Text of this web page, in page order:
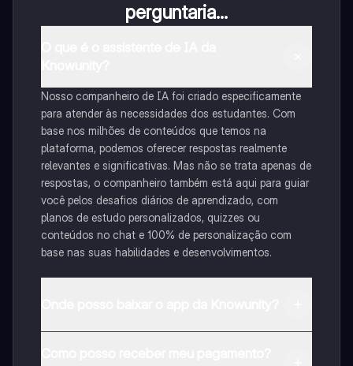
perguntaria...
Nosso companheiro de IA foi criado especificamente
para atender às necessidades dos estudantes. Com
base nos milhões de conteúdos que temos na
plataforma, podemos oferecer respostas realmente
relevantes e significativas. Mas não se trata apenas de
respostas, o companheiro também está aqui para guiar
você pelos desafios diários de aprendizado, com
planos de estudo personalizados, quizzes ou
conteúdos no chat e 100% de personalização com
base nas suas habilidades e desenvolvimentos.